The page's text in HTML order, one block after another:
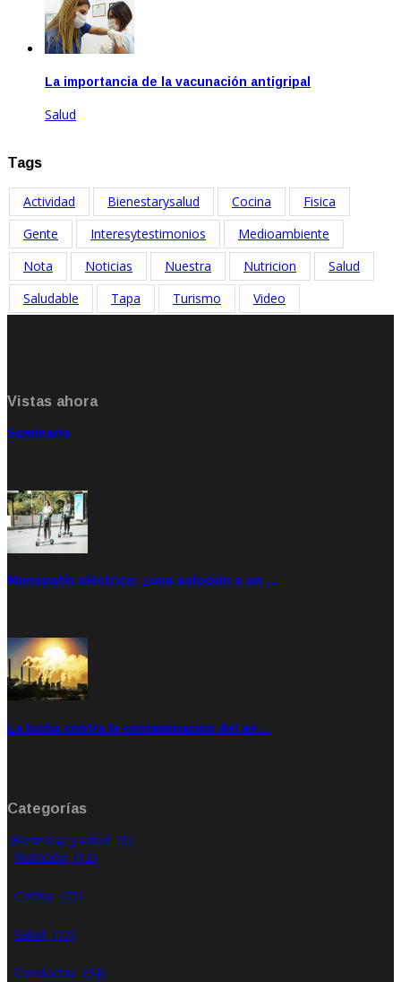
La importancia de la vacunación antigripal
Salud
Tags
Actividad Bienestarysalud Cocina
Fisica
Gente
Interesytestimonios
Medioambiente
Nota
Noticias Nuestra Nutricion
Salud
Saludable
Tapa Turismo Video
Vistas ahora
Seminario
Monopatín eléctrico: ¿una solución o un …
La lucha contra la contaminación del air…
Categorías
Bienestar y salud (0)
Nutrición (12)
Cocina (71)
Salud (72)
Conductas (34)